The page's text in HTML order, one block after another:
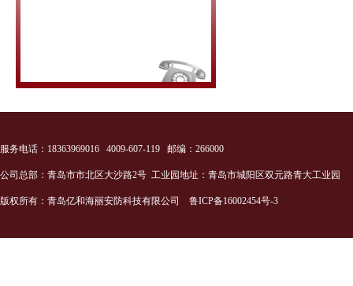
服务电话：18363969016 4009-607-119 邮编：266000
公司总部：青岛市市北区大沙路2号 工业园地址：青岛市城阳区双元路青大工业园
版权所有：青岛亿和海丽安防科技有限公司 鲁ICP备16002454号-3